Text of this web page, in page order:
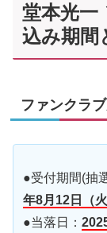
堂本光一
込み期間
ファンクラ
●受付期間(抽
年8月12日（
●当落日：